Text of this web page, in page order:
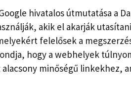
hivatalos útmutatása a
akik el akarják
felelősek a
hogy a webhelyek
alacsony minőségű linkekhez,